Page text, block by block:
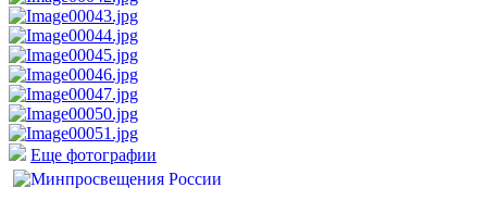
Еще фотографии